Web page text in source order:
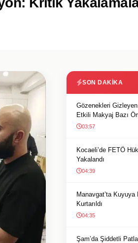
SON DAKIKA
Gözenekleri
Etkili Makyaj Bazı
03:57
Kocaeli’de FETÖ
Yakalandı
04:39
Manavgat’ta
Kurtarıldı
04:35
Şam’da Şiddetli